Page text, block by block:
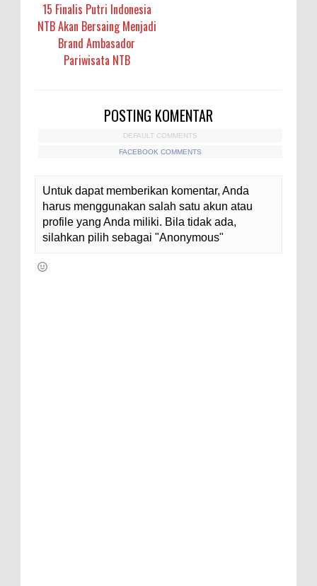
15 Finalis Putri Indonesia
NTB Akan Bersaing Menjadi
Brand Ambasador
Pariwisata NTB
POSTING KOMENTAR
DEFAULT COMMENTS
FACEBOOK COMMENTS
Untuk dapat memberikan komentar, Anda
harus menggunakan salah satu akun atau
profile yang Anda miliki. Bila tidak ada,
silahkan pilih sebagai "Anonymous"